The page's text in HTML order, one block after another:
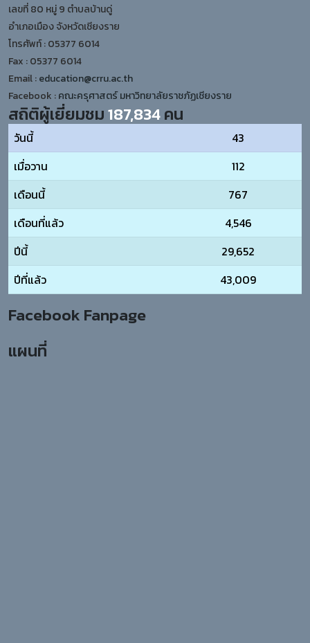
เลขที่ 80 หมู่ 9 ตำบลบ้านดู่
อำเภอเมือง จังหวัดเชียงราย
โทรศัพท์ : 05377 6014
Fax : 05377 6014
Email :education@crru.ac.th
Facebook :คณะครุศาสตร์ มหาวิทยาลัยราชภัฏเชียงราย
สถิติผู้เยี่ยมชม187,834คน
วันนี้
43
เมื่อวาน
112
เดือนนี้
767
เดือนที่แล้ว
4,546
ปีนี้
29,652
ปีที่แล้ว
43,009
Facebook Fanpage
แผนที่